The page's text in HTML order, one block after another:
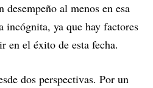
al menos en esa
incógnita, ya que hay factores
en el éxito de esta fecha.
dos perspectivas. Por un